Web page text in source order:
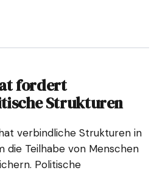
fordert
Strukturen
verbindliche Strukturen in
die Teilhabe von Menschen
Politische